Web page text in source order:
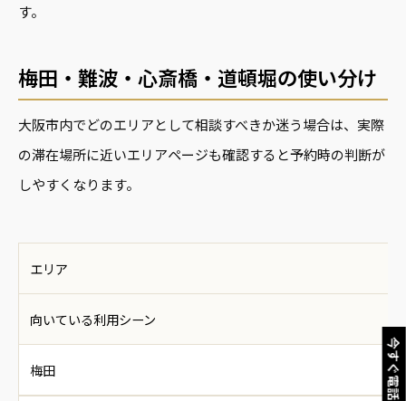
今すぐ電話
す。
梅田・難波・心斎橋・道頓堀の使い分け
大阪市内でどのエリアとして相談すべきか迷う場合は、実際
の滞在場所に近いエリアページも確認すると予約時の判断が
しやすくなります。
エリア
向いている利用シーン
梅田